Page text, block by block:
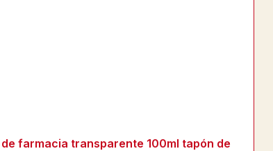
farmacia transparente 100ml tapón de